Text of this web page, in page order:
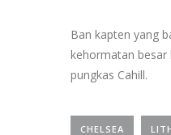
Ban kapten yang
kehormatan besar
pungkas Cahill.
CHELSEA